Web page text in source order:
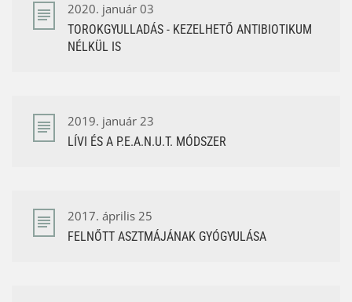
2020. január 03
TOROKGYULLADÁS - KEZELHETŐ ANTIBIOTIKUM
NÉLKÜL IS
2019. január 23
LÍVI ÉS A P.E.A.N.U.T. MÓDSZER
2017. április 25
FELNŐTT ASZTMÁJÁNAK GYÓGYULÁSA